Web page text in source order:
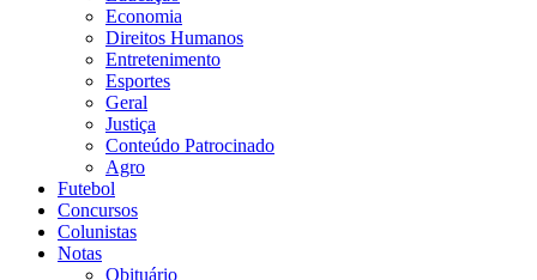
Economia
Direitos Humanos
Entretenimento
Esportes
Geral
Justiça
Conteúdo Patrocinado
Agro
Futebol
Concursos
Colunistas
Notas
Obituário